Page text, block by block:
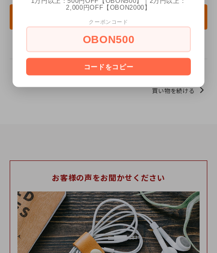
この商品を購入する
この商品について問い合わせる
買い物を続ける
お客様の声をお聞かせください
2,000円OFF【OBON2000】
クーポンコード
OBON500
コードをコピー